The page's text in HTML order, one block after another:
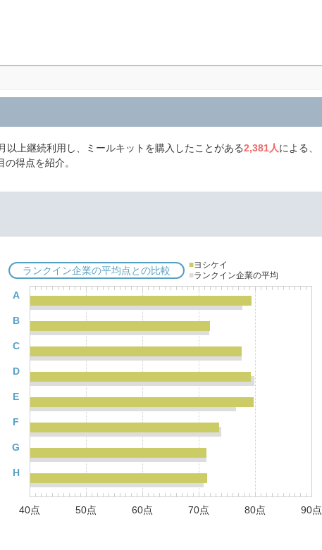
上継続利用し、ミールキットを購入したことがある2,381人による、
得点を紹介。
ランクイン企業の平均点との比較 ■ヨシケイ
■ランクイン企業の平均
A
B
C
D
E
F
G
H
40点 50点 60点 70点 80点 90点